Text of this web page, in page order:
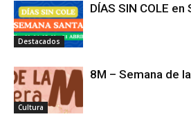
Destacados
DÍAS SIN COLE
Cultura
8M – Semana de